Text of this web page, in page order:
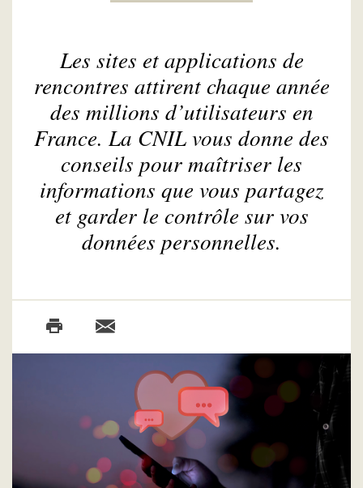
Les sites et applications de
rencontres attirent chaque année
des millions d’utilisateurs en
France. La CNIL vous donne des
conseils pour maîtriser les
informations que vous partagez
et garder le contrôle sur vos
données personnelles.